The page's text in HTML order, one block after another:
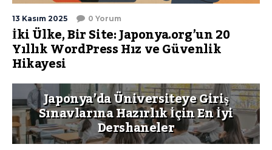
13 Kasım 2025 0 Yorum
İki Ülke, Bir Site: Japonya.org’un 20
Yıllık WordPress Hız ve Güvenlik
Hikayesi
Japonya’da Üniversiteye Giriş
Sınavlarına Hazırlık İçin En İyi
Dershaneler